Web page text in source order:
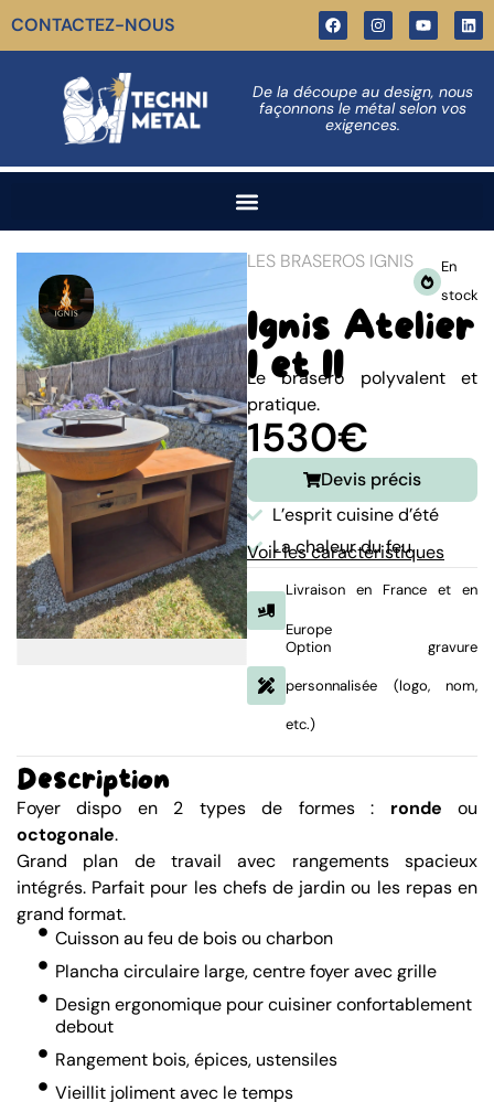
CONTACTEZ-NOUS
De la découpe au design, nous
façonnons le métal selon vos
exigences.
LES BRASEROS IGNIS
En
stock
Ignis Atelier
I et II
Le brasero polyvalent et
pratique.
1530€
Devis précis
L’esprit cuisine d’été
La chaleur du feu
Voir les caractéristiques
Livraison en France et en
Europe
Option gravure
personnalisée (logo, nom,
etc.)
Description
Foyer dispo en 2 types de formes : ronde ou
octogonale.
Grand plan de travail avec rangements spacieux
intégrés. Parfait pour les chefs de jardin ou les repas en
grand format.
Cuisson au feu de bois ou charbon
Plancha circulaire large, centre foyer avec grille
Design ergonomique pour cuisiner confortablement
debout
Rangement bois, épices, ustensiles
Vieillit joliment avec le temps